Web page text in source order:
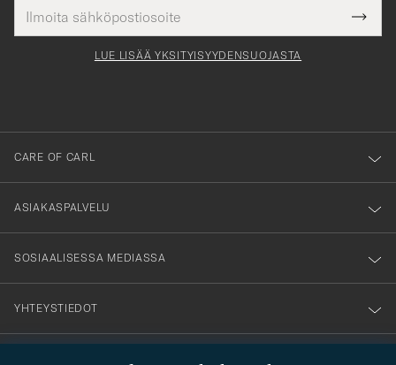
tieto
Tack
för
dig
till
vårt
nyhetsbrev!
LUE LISÄÄ YKSITYISYYDENSUOJASTA
CARE OF CARL
ASIAKASPALVELU
SOSIAALISESSA MEDIASSA
YHTEYSTIEDOT